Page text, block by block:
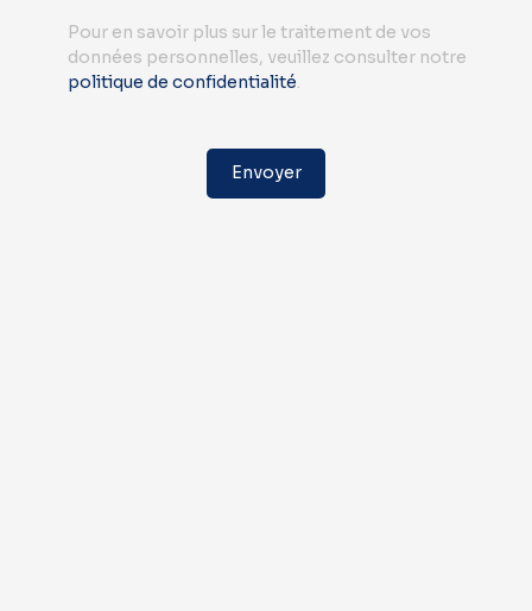
Pour en savoir plus sur le traitement de vos
données personnelles, veuillez consulter notre
politique de confidentialité
Envoyer